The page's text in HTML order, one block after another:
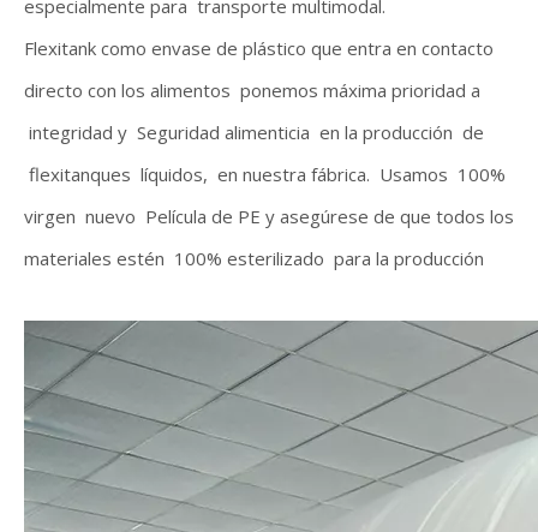
especialmente para transporte multimodal.
Flexitank como envase de plástico que entra en contacto
directo con los alimentos ponemos máxima prioridad a
integridad y Seguridad alimenticia en la producción de
flexitanques líquidos, en nuestra fábrica. Usamos 100%
virgen nuevo Película de PE y asegúrese de que todos los
materiales estén 100% esterilizado para la producción